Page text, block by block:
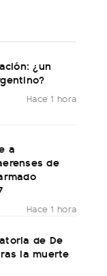
¿un
Hace 1 hora
a
de
Hace 1 hora
de De
la muerte